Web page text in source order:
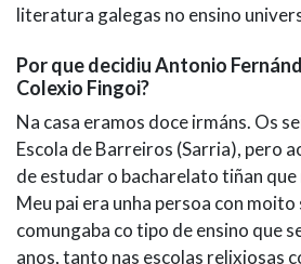
literatura galegas no ensino
Por que decidiu Antonio
Colexio Fingoi?
Na casa eramos doce irmáns. Os
Escola de Barreiros (Sarria), pero
de estudar o bacharelato tiñan
Meu pai era unha persoa con
comungaba co tipo de ensino que
anos, tanto nas escolas relixiosas